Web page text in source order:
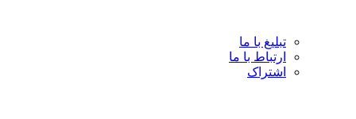
تبلیغ با ما
ارتباط با ما
اشتراک